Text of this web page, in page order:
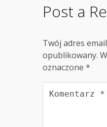
Post a
Twój adres
opublikowany.
oznaczone *